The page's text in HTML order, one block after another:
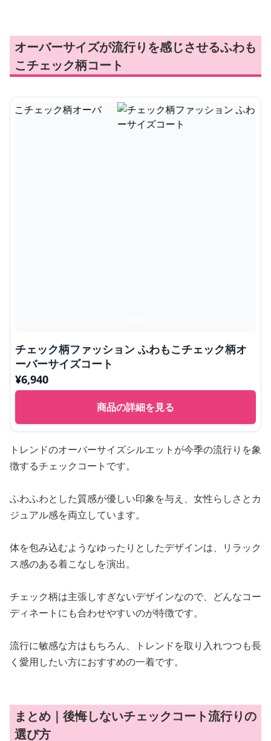
オーバーサイズが流行りを感じさせるふわも
こチェック柄コート
チェック柄ファッション ふわもこチェック柄オ
ーバーサイズコート
¥6,940
商品の詳細を見る
トレンドのオーバーサイズシルエットが今季の流行りを象
徴するチェックコートです。
ふわふわとした質感が優しい印象を与え、女性らしさとカ
ジュアル感を両立しています。
体を包み込むようなゆったりとしたデザインは、リラック
ス感のある着こなしを演出。
チェック柄は主張しすぎないデザインなので、どんなコー
ディネートにも合わせやすいのが特徴です。
流行に敏感な方はもちろん、トレンドを取り入れつつも長
く愛用したい方におすすめの一着です。
まとめ｜後悔しないチェックコート流行りの
選び方